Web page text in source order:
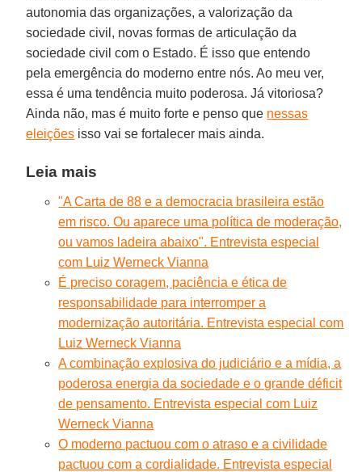
autonomia das organizações, a valorização da
sociedade civil, novas formas de articulação da
sociedade civil com o Estado. É isso que entendo
pela emergência do moderno entre nós. Ao meu ver,
essa é uma tendência muito poderosa. Já vitoriosa?
Ainda não, mas é muito forte e penso que nessas
eleições isso vai se fortalecer mais ainda.
Leia mais
"A Carta de 88 e a democracia brasileira estão
em risco. Ou aparece uma política de moderação,
ou vamos ladeira abaixo". Entrevista especial
com Luiz Werneck Vianna
É preciso coragem, paciência e ética de
responsabilidade para interromper a
modernização autoritária. Entrevista especial com
Luiz Werneck Vianna
A combinação explosiva do judiciário e a mídia, a
poderosa energia da sociedade e o grande déficit
de pensamento. Entrevista especial com Luiz
Werneck Vianna
O moderno pactuou com o atraso e a civilidade
pactuou com a cordialidade. Entrevista especial